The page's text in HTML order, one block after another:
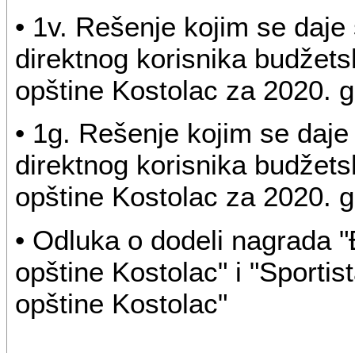
• 1v. Rešenje kojim se
direktnog korisnika
opštine Kostolac za 2020.
• 1g. Rešenje kojim se
direktnog korisnika
opštine Kostolac za 2020.
• Odluka o dodeli nagrada
opštine Kostolac" i
opštine Kostolac"